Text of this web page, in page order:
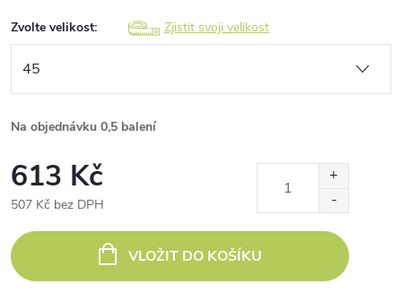
Zvolte velikost: Zjistit svoji velikost
Na objednávku 0,5 balení
613 Kč
507 Kč bez DPH
cena:
VLOŽIT DO KOŠÍKU